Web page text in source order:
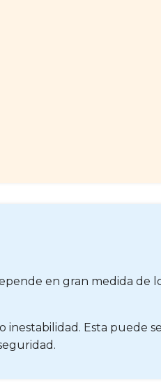
en gran medida de
inestabilidad. Esta puede